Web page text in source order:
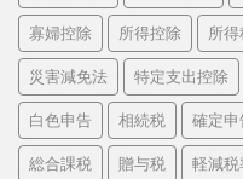
寡婦控除 所得控除 所得
災害減免法 特定支出控除
白色申告 相続税 確定申
総合課税 贈与税 軽減税